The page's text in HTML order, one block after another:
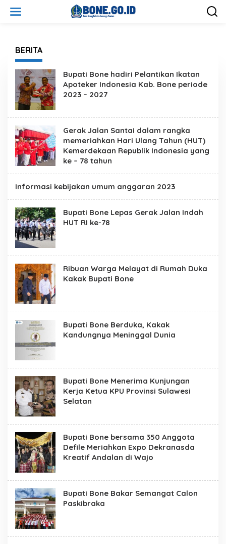
BERITA
Bupati Bone hadiri Pelantikan Ikatan
Apoteker Indonesia Kab. Bone periode
2023 – 2027
Gerak Jalan Santai dalam rangka
memeriahkan Hari Ulang Tahun (HUT)
Kemerdekaan Republik Indonesia yang
ke – 78 tahun
Informasi kebijakan umum anggaran 2023
Bupati Bone Lepas Gerak Jalan Indah
HUT RI ke-78
Ribuan Warga Melayat di Rumah Duka
Kakak Bupati Bone
Bupati Bone Berduka, Kakak
Kandungnya Meninggal Dunia
Bupati Bone Menerima Kunjungan
Kerja Ketua KPU Provinsi Sulawesi
Selatan
Bupati Bone bersama 350 Anggota
Defile Meriahkan Expo Dekranasda
Kreatif Andalan di Wajo
Bupati Bone Bakar Semangat Calon
Paskibraka